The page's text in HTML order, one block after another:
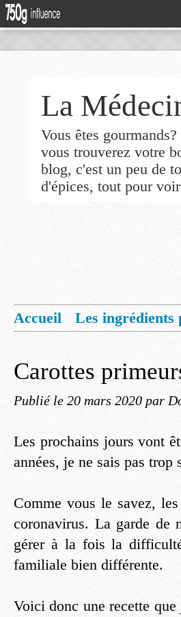
La
Vous êtes
vous trouverez votre
blog, c'est un peu de
d'épices, tout pour
Accueil
Les ingrédients
Carottes
Publié le 20 mars 2020 par
Les prochains jours vont
années, je ne sais pas
Comme vous le savez,
coronavirus. La garde de
gérer à la fois la
familiale bien différente.
Voici donc une recette